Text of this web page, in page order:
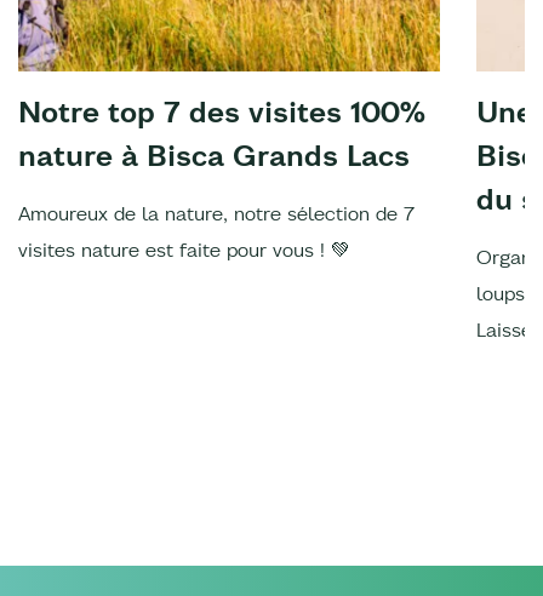
Notre top 7 des visites 100%
nature à Bisca Grands Lacs
Amoureux de la nature, notre sélection de 7
visites nature est faite pour vous ! 💚
du
loups,